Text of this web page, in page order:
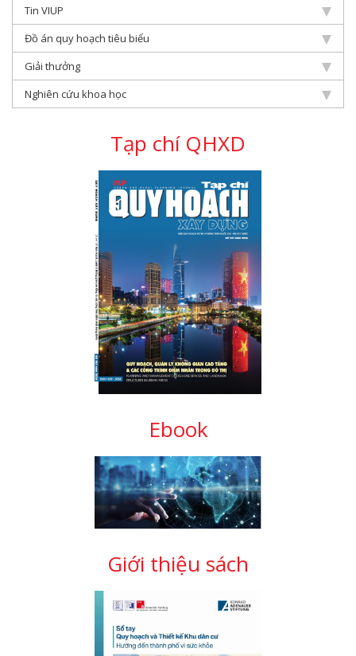
Tin VIUP
Đồ án quy hoạch tiêu biểu
Giải thưởng
Nghiên cứu khoa học
Tạp chí QHXD
Ebook
Giới thiệu sách